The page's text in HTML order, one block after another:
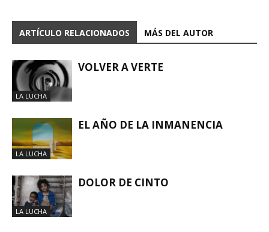
ARTÍCULO RELACIONADOS MÁS DEL AUTOR
LA LUCHA
VOLVER A VERTE
LA LUCHA
EL AÑO DE LA INMANENCIA
LA LUCHA
DOLOR DE CINTO